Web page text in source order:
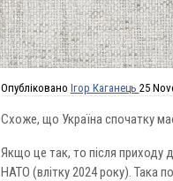
Опубліковано Ігор Каганець 25
Схоже, що Україна спочатку
Якщо це так, то після приходу
НАТО (влітку 2024 року). Така